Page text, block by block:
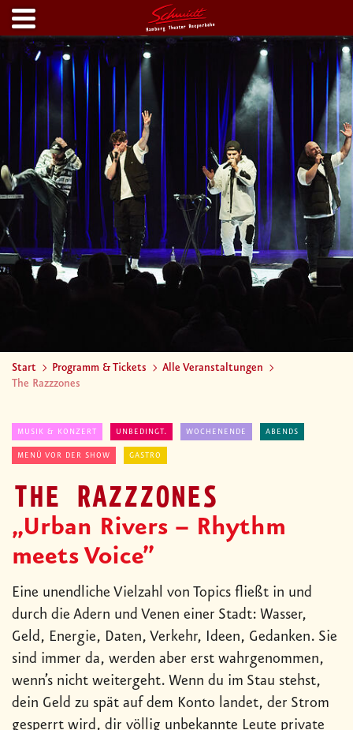
Start Programm & Tickets
Alle Veranstaltungen
The Razzzones
MUSIK & KONZERT UNBEDINGT. WOCHENENDE ABENDS
MENÜ VOR DER SHOW GASTRO
THE RAZZZONES
„Urban Rivers – Rhythm
meets Voice”
Eine unendliche Vielzahl von Topics fließt in und
durch die Adern und Venen einer Stadt: Wasser,
Geld, Energie, Daten, Verkehr, Ideen, Gedanken. Sie
sind immer da, werden aber erst wahrgenommen,
wenn’s nicht weitergeht. Wenn du im Stau stehst,
dein Geld zu spät auf dem Konto landet, der Strom
gesperrt wird, dir völlig unbekannte Leute private